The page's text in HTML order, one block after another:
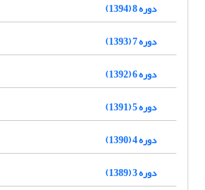
دوره 8 (1394)
دوره 7 (1393)
دوره 6 (1392)
دوره 5 (1391)
دوره 4 (1390)
دوره 3 (1389)